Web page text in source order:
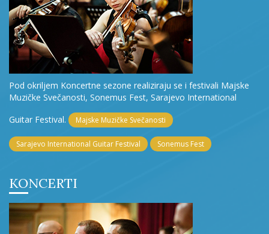
Pod okriljem Koncertne sezone realiziraju se i festivali Majske
Muzičke Svečanosti, Sonemus Fest, Sarajevo International
Guitar Festival.
Majske Muzičke Svečanosti
Sarajevo International Guitar Festival Sonemus Fest
KONCERTI